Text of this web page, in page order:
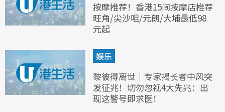
按摩推荐！香港15间按摩店推荐
旺角/尖沙咀/元朗/大埔最低98
元起
娱乐
黎彼得离世｜专家揭长者中风突
发征兆！切勿忽视4大先兆：出
现这警号即求医！